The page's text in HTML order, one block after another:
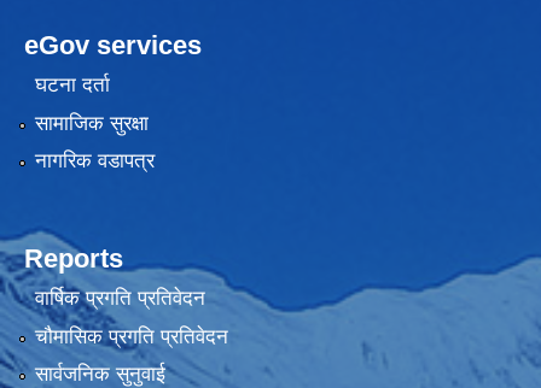
eGov services
घटना दर्ता
सामाजिक सुरक्षा
नागरिक वडापत्र
Reports
वार्षिक प्रगति प्रतिवेदन
चौमासिक प्रगति प्रतिवेदन
सार्वजनिक सुनुवाई